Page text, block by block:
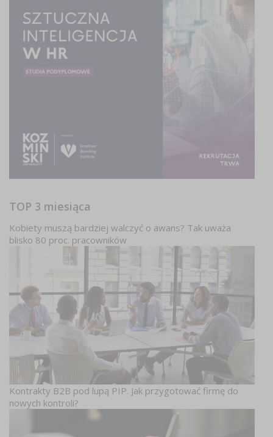
TOP 3 miesiąca
Kobiety muszą bardziej walczyć o awans? Tak uważa
blisko 80 proc. pracowników
Kontrakty B2B pod lupą PIP. Jak przygotować firmę do
nowych kontroli?